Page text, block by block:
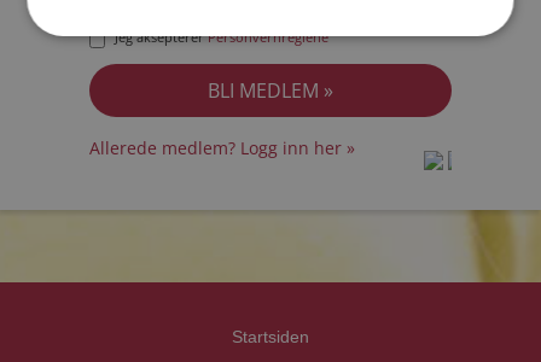
Jeg akseptererPersonvernreglene
Allerede medlem? Logg inn her »
Startsiden